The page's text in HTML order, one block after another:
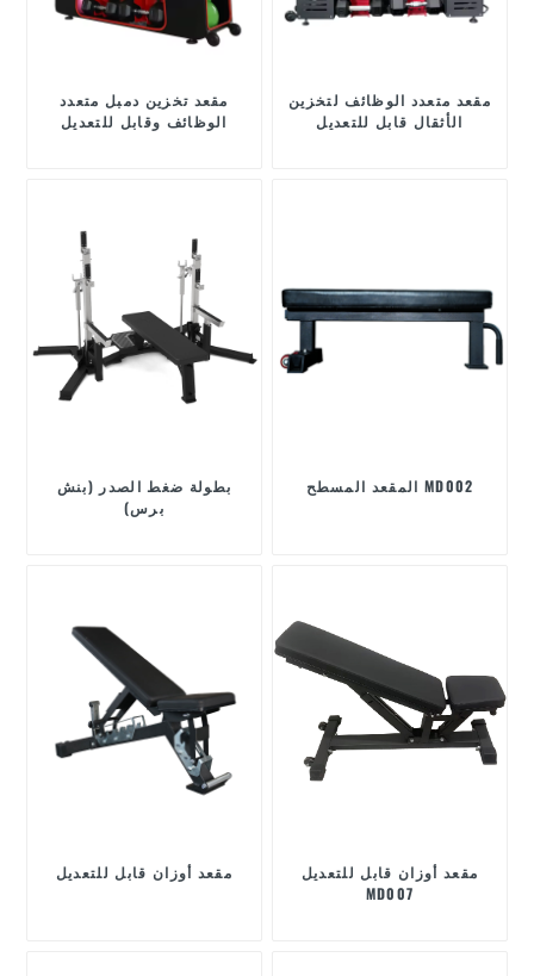
مقعد تخزين دمبل متعدد
الوظائف وقابل للتعديل
مقعد متعدد الوظائف لتخزين
الأثقال قابل للتعديل
بطولة ضغط الصدر (بنش
برس)
المقعد المسطح MD002
مقعد أوزان قابل للتعديل
مقعد أوزان قابل للتعديل
MD007